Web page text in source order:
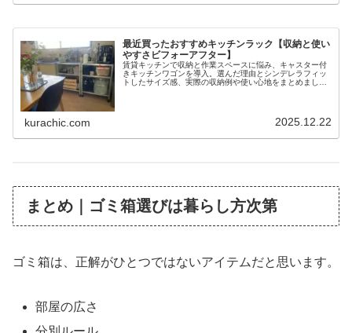
最近買ったおすすめキッチンラック【収納と使い
やすさビフォーアフター】
賃貸キッチンで収納と作業スペースに悩み、キャスター付
きキッチンワゴンを導入。選んだ理由とシンデレラフィッ
トしたサイズ感、実際の収納例や使い心地をまとめまし
kurachic.com 2025.12.22
まとめ｜ゴミ箱選びは暮らし方次第
ゴミ箱は、正解がひとつではないアイテムだと思います。
部屋の広さ